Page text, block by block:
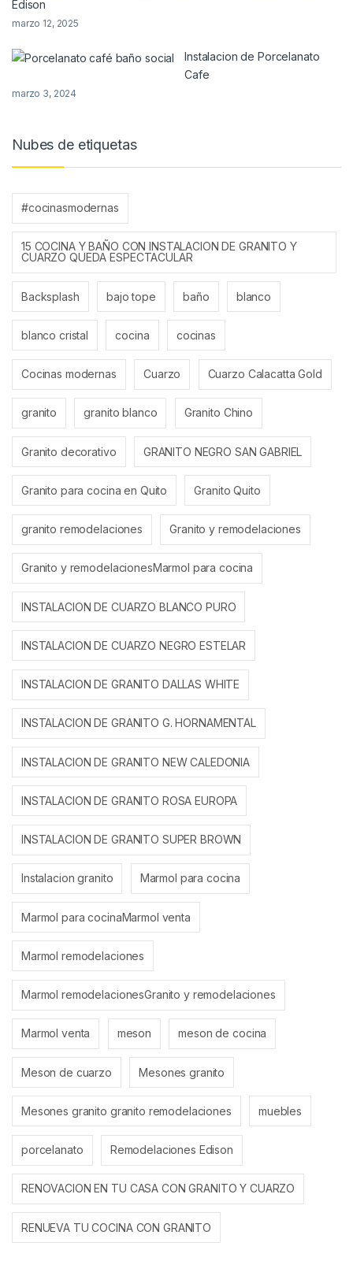
Edison
marzo 12, 2025
Instalacion de Porcelanato
Cafe
marzo 3, 2024
Nubes de etiquetas
#cocinasmodernas
15 COCINA Y BAÑO CON INSTALACION DE GRANITO Y
CUARZO QUEDA ESPECTACULAR
Backsplash bajo tope baño blanco
blanco cristal cocina cocinas
Cocinas modernas Cuarzo Cuarzo Calacatta Gold
granito granito blanco Granito Chino
Granito decorativo GRANITO NEGRO SAN GABRIEL
Granito para cocina en Quito Granito Quito
granito remodelaciones Granito y remodelaciones
Granito y remodelacionesMarmol para cocina
INSTALACION DE CUARZO BLANCO PURO
INSTALACION DE CUARZO NEGRO ESTELAR
INSTALACION DE GRANITO DALLAS WHITE
INSTALACION DE GRANITO G. HORNAMENTAL
INSTALACION DE GRANITO NEW CALEDONIA
INSTALACION DE GRANITO ROSA EUROPA
INSTALACION DE GRANITO SUPER BROWN
Instalacion granito Marmol para cocina
Marmol para cocinaMarmol venta
Marmol remodelaciones
Marmol remodelacionesGranito y remodelaciones
Marmol venta meson meson de cocina
Meson de cuarzo Mesones granito
Mesones granito granito remodelaciones muebles
porcelanato Remodelaciones Edison
RENOVACION EN TU CASA CON GRANITO Y CUARZO
RENUEVA TU COCINA CON GRANITO